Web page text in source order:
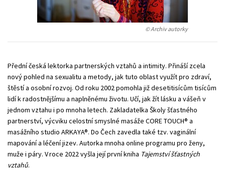
Young adult (SK)
Zahraniční literatura Zdraví a životní styl
© Archiv autorky
Přední česká lektorka partnerských vztahů a intimity. Přináší zcela
nový pohled na sexualitu a metody, jak tuto oblast využít pro zdraví,
štěstí a osobní rozvoj. Od roku 2002 pomohla již desetitisícům tisícům
lidí k radostnějšímu a naplněnému životu. Učí, jak žít lásku a vášeň v
jednom vztahu i po mnoha letech. Zakladatelka Školy šťastného
partnerství, výcviku celostní smyslné masáže CORE TOUCH® a
masážního studio ARKAYA®. Do Čech zavedla také tzv. vaginální
mapování a léčení jizev. Autorka mnoha online programu pro ženy,
muže i páry. V roce 2022 vyšla její první kniha Tajemství šťastných
vztahů.